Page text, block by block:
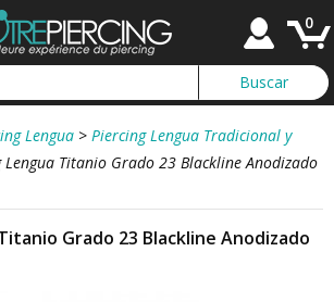
0
Lengua > Piercing Lengua Tradicional y
Lengua Titanio Grado 23 Blackline Anodizado
Grado 23 Blackline Anodizado